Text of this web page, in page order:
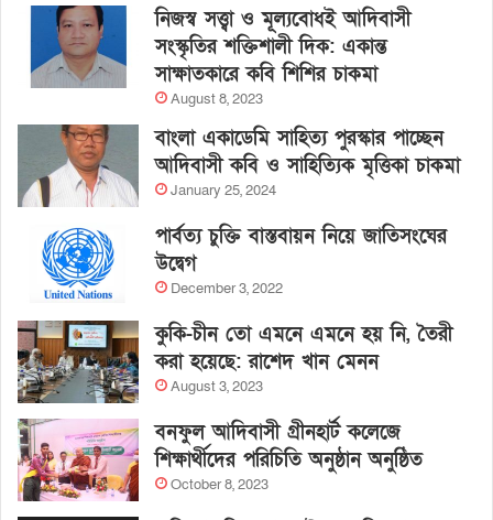
নিজস্ব সত্ত্বা ও মূল্যবোধই আদিবাসী
সংস্কৃতির শক্তিশালী দিক: একান্ত
সাক্ষাতকারে কবি শিশির চাকমা
August 8, 2023
বাংলা একাডেমি সাহিত্য পুরস্কার পাচ্ছেন
আদিবাসী কবি ও সাহিত্যিক মৃত্তিকা চাকমা
January 25, 2024
পার্বত্য চুক্তি বাস্তবায়ন নিয়ে জাতিসংঘের
উদ্বেগ
December 3, 2022
কুকি-চীন তো এমনে এমনে হয় নি, তৈরী
করা হয়েছে: রাশেদ খান মেনন
August 3, 2023
বনফুল আদিবাসী গ্রীনহার্ট কলেজে
শিক্ষার্থীদের পরিচিতি অনুষ্ঠান অনুষ্ঠিত
October 8, 2023